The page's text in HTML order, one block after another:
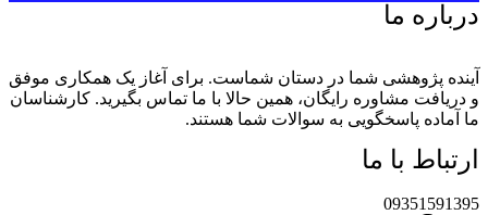
درباره ما
آینده پژوهشی شما در دستان شماست. برای آغاز یک همکاری موفق
و دریافت مشاوره رایگان، همین حالا با ما تماس بگیرید. کارشناسان
ما آماده پاسخگویی به سوالات شما هستند.
ارتباط با ما
09351591395